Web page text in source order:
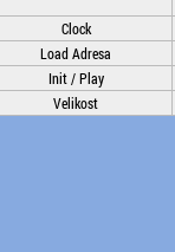
Clock
Load Adresa
Init / Play
Velikost